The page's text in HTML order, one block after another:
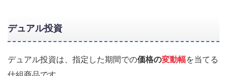
デュアル投資
デュアル投資は、指定した期間での価格の変動幅を当てる